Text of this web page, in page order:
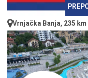
Vrnjačka Banja, 235 km